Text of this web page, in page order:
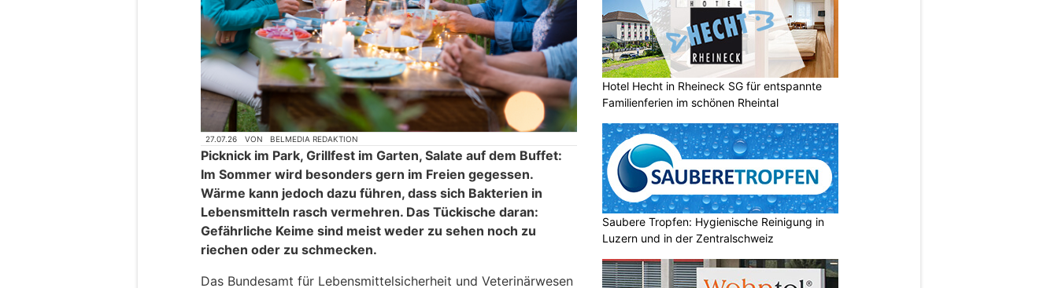
27.07.26 VON BELMEDIA REDAKTION
Picknick im Park, Grillfest im Garten, Salate auf dem Buffet:
Im Sommer wird besonders gern im Freien gegessen.
Wärme kann jedoch dazu führen, dass sich Bakterien in
Lebensmitteln rasch vermehren. Das Tückische daran:
Gefährliche Keime sind meist weder zu sehen noch zu
riechen oder zu schmecken.
Das Bundesamt für Lebensmittelsicherheit und Veterinärwesen
Hotel Hecht in Rheineck SG für entspannte
Familienferien im schönen Rheintal
Saubere Tropfen: Hygienische Reinigung in
Luzern und in der Zentralschweiz